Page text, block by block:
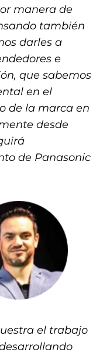
manera de
también
darles a
e
que sabemos
en el
de la marca en
desde
de Panasonic
el trabajo